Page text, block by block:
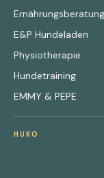
Ernährungsberatung
E&P Hundeladen
Physiotherapie
Hundetraining
EMMY & PEPE
HUKO